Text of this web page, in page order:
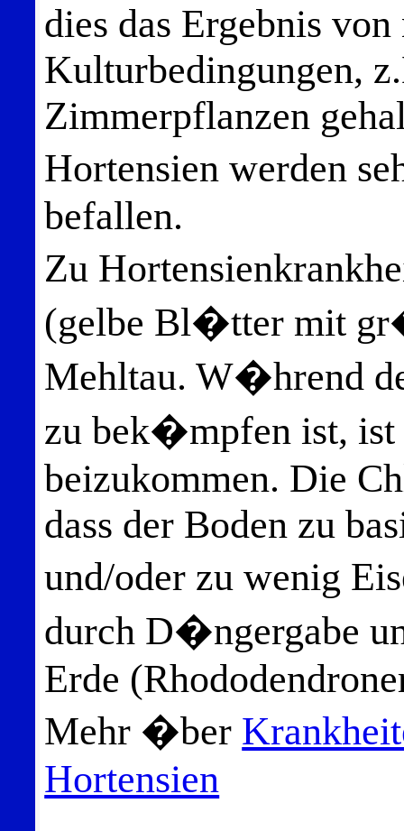
dies das Ergebnis
Kulturbedingungen,
Zimmerpflanzen
Hortensien werden
befallen.
Zu
(gelbe Bl�tter mit
Mehltau. W�hrend
zu bek�mpfen ist, ist
beizukommen. Die
dass der Boden zu
und/oder zu wenig
durch D�ngergabe
Erde
Mehr �ber
Hortensien